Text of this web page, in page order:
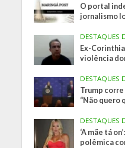
O portal
jornalismo
DESTAQUES
Ex-
violência
DESTAQUES
Trump
“Não quero
DESTAQUES
‘A mãe tá
polêmica